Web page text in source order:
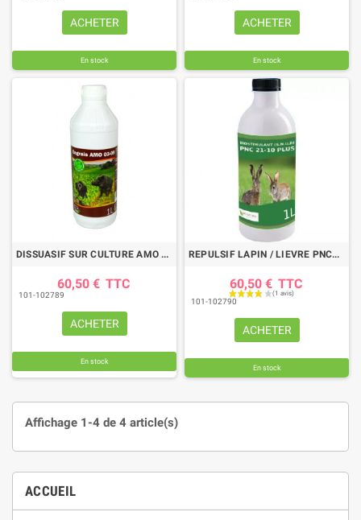
ACCUEIL
ACHETER
En stock
ACHETER
En stock
DISSUASIF SUR CULTURE AMO 03-09 1L
60,50 € TTC
101-102789
ACHETER
En stock
REPULSIF LAPIN / LIEVRE PNC21-10 1 LITRE
60,50 € TTC
101-102790
ACHETER
En stock
Affichage 1-4 de 4 article(s)